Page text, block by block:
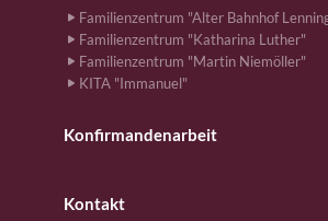
Familienzentrum "Alter Bahnhof
Familienzentrum "Katharina Luther"
Familienzentrum "Martin Niemöller"
KITA "Immanuel"
Konfirmandenarbeit
Kontakt